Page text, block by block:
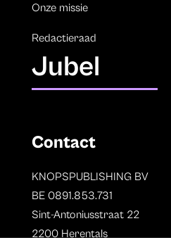
Onze missie
Redactieraad
Jubel
Contact
KNOPSPUBLISHING BV
BE 0891.853.731
Sint-Antoniusstraat 22
2200 Herentals